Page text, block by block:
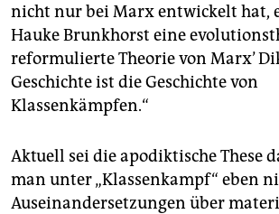
nicht nur bei Marx entwickelt hat,
Hauke Brunkhorst eine
reformulierte Theorie von Marx’
Geschichte ist die Geschichte von
Klassenkämpfen.“
Aktuell sei die apodiktische These
man unter „Klassenkampf“ eben
Auseinandersetzungen über